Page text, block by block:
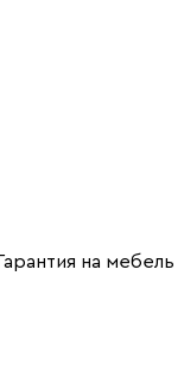
на мебель